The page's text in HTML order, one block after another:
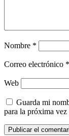
Nombre *
Correo electrónico *
Web
Guarda mi
para la próxima vez